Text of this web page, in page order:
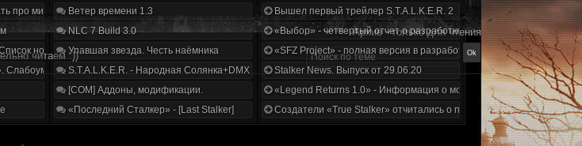
про мир, геймплей и сюжет | Разбор трейлера
нововведений
Слабоумие и отвага
Ветер времени 1.3
NLC 7 Build 3.0
Упавшая звезда. Честь наёмника
S.T.A.L.K.E.R. - Народная Солянка+DMX 1.3.5.ООП.МА.К.
[COM] Аддоны, модификации.
«Последний Сталкер» - [Last Stalker]
Вышел первый трейлер S.T.A.L.K.E.R. 2
«Выбор» - четвертый отчет о разработке!
«SFZ Project» - полная версия в разработке!
Stalker News. Выпуск от 29.06.20
«Legend Returns 1.0» - Информация о моде за июнь 2020
Создатели «True Stalker» отчитались о проделанной работе
Архив - только для чтения
читаем :))